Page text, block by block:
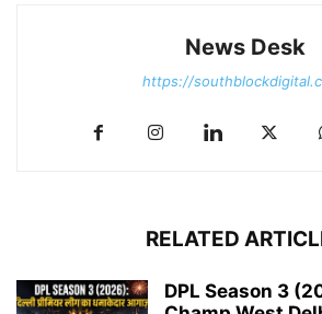
News Desk
https://
RELATED
DPL Season 3